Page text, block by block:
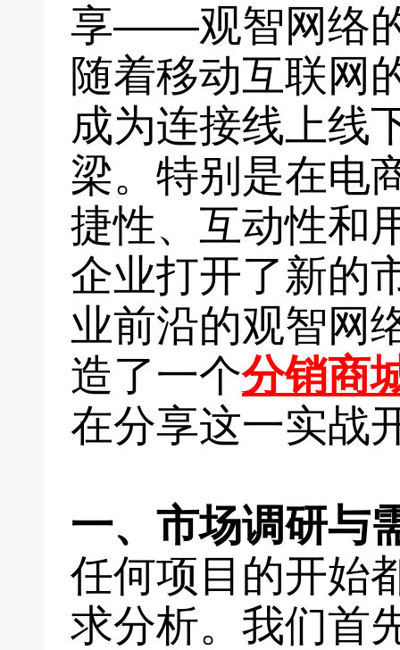
享——观智网络
随着移动互联网
成为连接线上线
梁。特别是在电
捷性、互动性和
企业打开了新的
业前沿的观智网
造了一个分销商
在分享这一实战
一、市场调研与
任何项目的开始
求分析。我们首